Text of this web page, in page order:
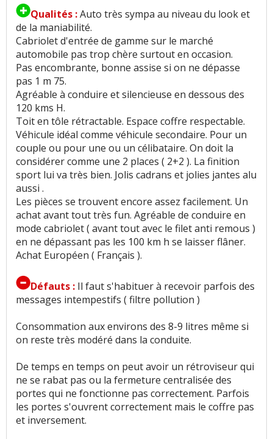
n'aiment pas
Vieillissement des plastiques :1n'aime pas
Présentation intérieure:2 aiment
Qualité son/autoradio:3aiment3n'aiment
pas
Habitabilité:2aiment 17 n'aiment pas
Position de conduite :1aime
Usure des sièges:1n'aime pas
Volume de coffre:8aiment 4n'aiment pas
Puissance moteur et relances
n'aiment pas
Couple moteur:2aiment 4n'aiment pas
Consommation:22aiment 30n'aiment pas
Temps de charge:1aime 1n'aime pas
Boîte de vitesses (agrément, longueur des
rapports):1aime 9n'aiment pas
Qualités :Auto très sympa au niveau du look et
de la maniabilité.
Cabriolet d'entrée de gamme sur le marché
automobile pas trop chère surtout en occasion.
Pas encombrante, bonne assise si on ne dépasse
pas 1 m 75.
Agréable à conduire et silencieuse en dessous des
120 kms H.
Toit en tôle rétractable. Espace coffre respectable.
Véhicule idéal comme véhicule secondaire. Pour un
couple ou pour une ou un célibataire. On doit la
considérer comme une 2 places ( 2+2 ). La finition
sport lui va très bien. Jolis cadrans et jolies jantes alu
aussi .
Les pièces se trouvent encore assez facilement. Un
achat avant tout très fun. Agréable de conduire en
mode cabriolet ( avant tout avec le filet anti remous )
en ne dépassant pas les 100 km h se laisser flâner.
Achat Européen ( Français ).
Défauts : Il faut s'habituer à recevoir parfois des
messages intempestifs ( filtre pollution )
Consommation aux environs des 8-9 litres même si
on reste très modéré dans la conduite.
De temps en temps on peut avoir un rétroviseur qui
ne se rabat pas ou la fermeture centralisée des
portes qui ne fonctionne pas correctement. Parfois
les portes s'ouvrent correctement mais le coffre pas
et inversement.